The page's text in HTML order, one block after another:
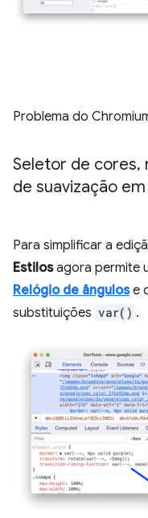
Problema do
Seletor de cores,
de suavização
Para simplificar a
Estilosagora permite
Relógio de ângulose
substituições var() .